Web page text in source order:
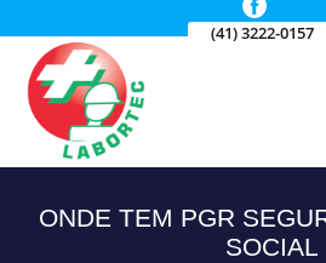
(41) 3222-0157
ONDE TEM PGR
SOCIAL